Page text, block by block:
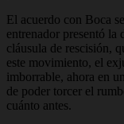
El acuerdo con Boca
entrenador presentó la
cláusula de rescisión,
este movimiento, el
imborrable, ahora en
de poder torcer el
cuánto antes.